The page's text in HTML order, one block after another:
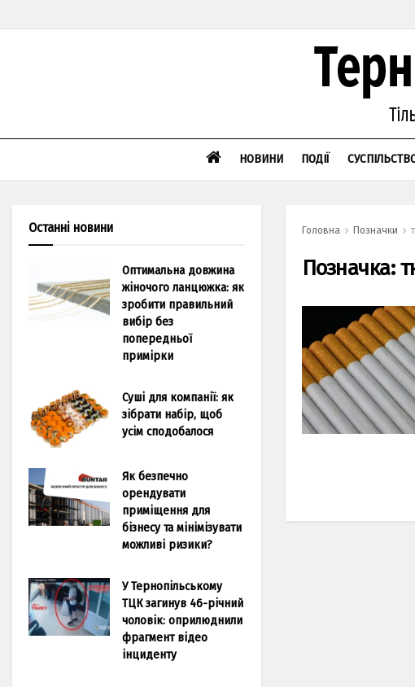
НОВИНИ ПОДІЇ
Головна Позначки
Позначка:
Останні новини
Оптимальна довжина
жіночого ланцюжка: як
зробити правильний
вибір без
попередньої
примірки
Суші для компанії: як
зібрати набір, щоб
усім сподобалося
Як безпечно
орендувати
приміщення для
бізнесу та мінімізувати
можливі ризики?
У Тернопільському
ТЦК загинув 46-річний
чоловік: оприлюднили
фрагмент відео
інциденту